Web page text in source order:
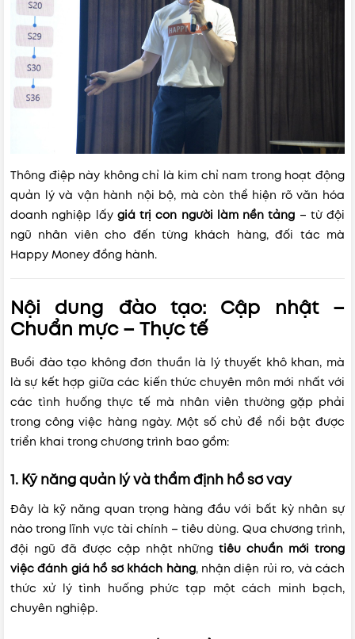
Thông điệp này không chỉ là kim chỉ nam trong hoạt động
quản lý và vận hành nội bộ, mà còn thể hiện rõ văn hóa
doanh nghiệp lấy giá trị con người làm nền tảng – từ đội
ngũ nhân viên cho đến từng khách hàng, đối tác mà
Happy Money đồng hành.
Nội dung đào tạo: Cập nhật –
Chuẩn mực – Thực tế
Buổi đào tạo không đơn thuần là lý thuyết khô khan, mà
là sự kết hợp giữa các kiến thức chuyên môn mới nhất với
các tình huống thực tế mà nhân viên thường gặp phải
trong công việc hàng ngày. Một số chủ đề nổi bật được
triển khai trong chương trình bao gồm:
1. Kỹ năng quản lý và thẩm định hồ sơ vay
Đây là kỹ năng quan trọng hàng đầu với bất kỳ nhân sự
nào trong lĩnh vực tài chính – tiêu dùng. Qua chương trình,
đội ngũ đã được cập nhật nhữngtiêu chuẩn mới trong
việc đánh giá hồ sơ khách hàng, nhận diện rủi ro, và cách
thức xử lý tình huống phức tạp một cách minh bạch,
chuyên nghiệp.